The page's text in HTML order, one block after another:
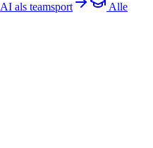
AI als teamsport
Alle